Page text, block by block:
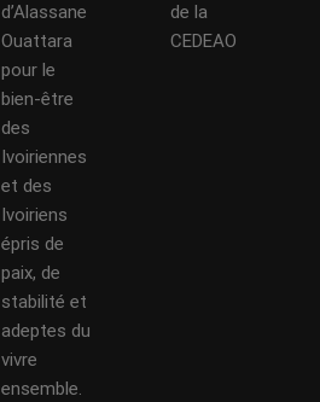
d’Alassane
Ouattara
pour le
bien-être
des
Ivoiriennes
et des
Ivoiriens
épris de
paix, de
stabilité et
adeptes du
vivre
ensemble.
de la
CEDEAO